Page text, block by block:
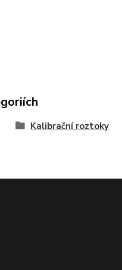
Kalibrační roztoky